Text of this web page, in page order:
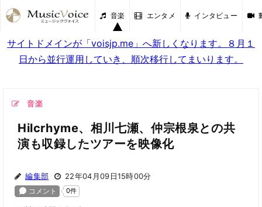
音楽 エンタメ インタビュー
サイトドメインが「voisjp.me」へ新しくなります。８月１
日から並行運用していき、順次移行してまいります。
音楽
Hilcrhyme、相川七瀬、仲宗根泉との共
演も収録したツアーを映像化
編集部 22年04月09日15時00分